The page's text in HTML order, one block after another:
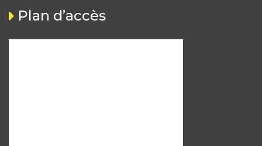
Plan d’accès